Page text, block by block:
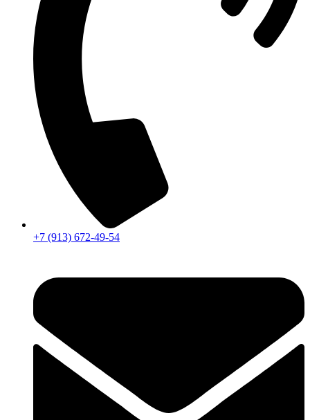
+7 (913) 672-49-54